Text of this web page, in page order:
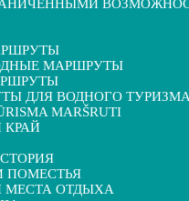
МАРШРУТЫ
ДЛЯ ВОДНОГО ТУРИЗМА
MARŠRUTI
КРАЙ
ПОМЕСТЬЯ
МЕСТА ОТДЫХА